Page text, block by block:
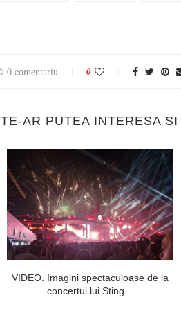
0 comentariu 0
TE-AR PUTEA INTERESA SI
VIDEO. Imagini spectaculoase de la
concertul lui Sting...